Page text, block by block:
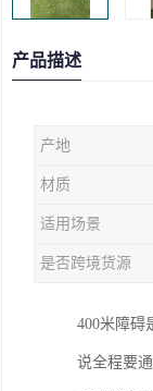
产品描述
产地
材质
适用场景
是否跨境货源
400米障碍
说全程要通